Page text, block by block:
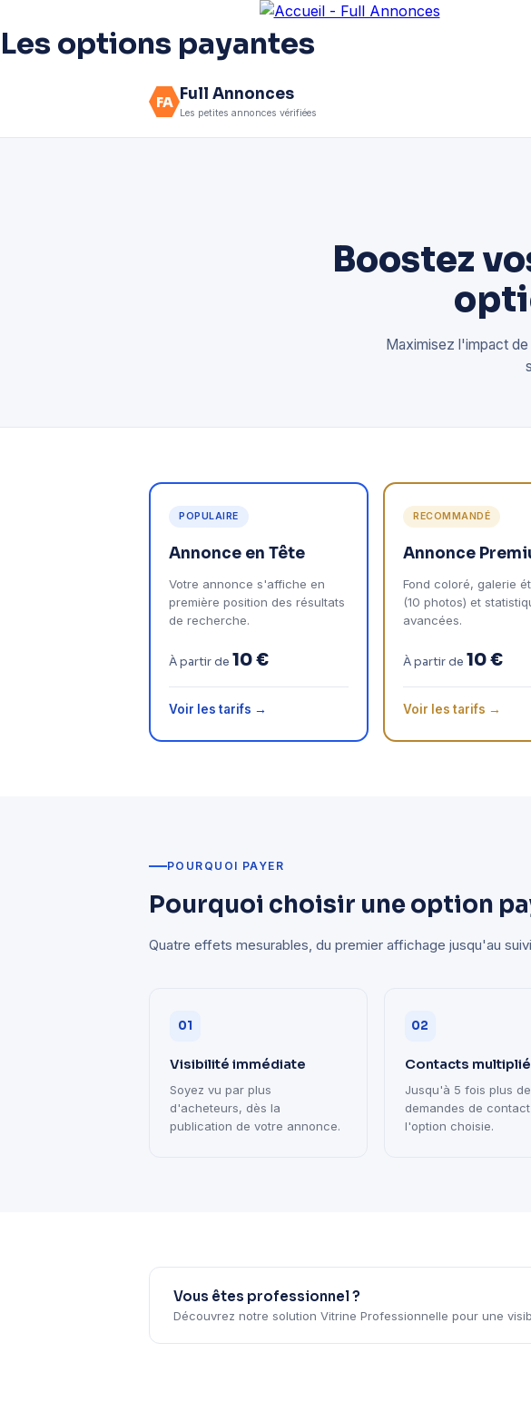
Les options payantes
FA Full Annonces
Les petites annonces vérifiées
Boostez
Maximisez l'impact
POPULAIRE
Annonce en Tête
Votre annonce s'affiche en
première position des résultats
de recherche.
À partir de 10 €
Voir les tarifs →
RECOMMANDÉ
Annonce
Fond coloré, galerie
(10 photos) et
avancées.
À partir de 10 €
Voir les tarifs →
POURQUOI PAYER
Pourquoi choisir une option
Quatre effets mesurables, du premier affichage jusqu'au
01
Visibilité immédiate
Soyez vu par plus
d'acheteurs, dès la
publication de votre annonce.
02
Contacts
Jusqu'à 5 fois plus de
demandes de
l'option choisie.
Vous êtes professionnel ?
Découvrez notre solution Vitrine Professionnelle pour une